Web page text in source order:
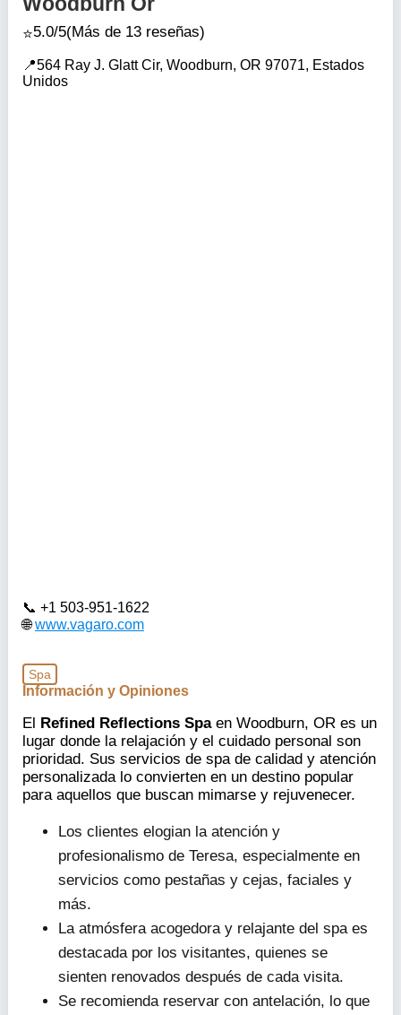
+1 503-951-1622
www.vagaro.com
5.0/5(Más de 13 reseñas)
564 Ray J. Glatt Cir, Woodburn, OR 97071, Estados
Unidos
Spa
Información y Opiniones
El Refined Reflections Spaen Woodburn, OR es un
lugar donde la relajación y el cuidado personal son
prioridad. Sus servicios de spa de calidad y atención
personalizada lo convierten en un destino popular
para aquellos que buscan mimarse y rejuvenecer.
Los clientes elogian la atención y
profesionalismo de Teresa, especialmente en
servicios como pestañas y cejas, faciales y
más.
La atmósfera acogedora y relajante del spa es
destacada por los visitantes, quienes se
sienten renovados después de cada visita.
Se recomienda reservar con antelación, lo que